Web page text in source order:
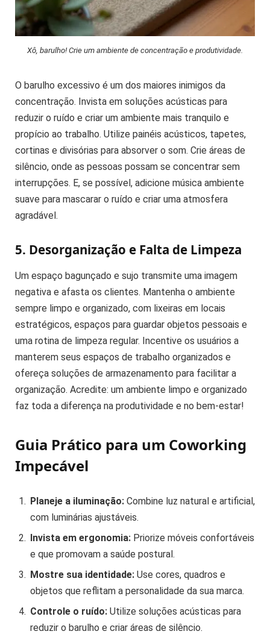
Xô, barulho! Crie um ambiente de concentração e produtividade.
O barulho excessivo é um dos maiores inimigos da
concentração. Invista em soluções acústicas para
reduzir o ruído e criar um ambiente mais tranquilo e
propício ao trabalho. Utilize painéis acústicos, tapetes,
cortinas e divisórias para absorver o som. Crie áreas de
silêncio, onde as pessoas possam se concentrar sem
interrupções. E, se possível, adicione música ambiente
suave para mascarar o ruído e criar uma atmosfera
agradável.
5. Desorganização e Falta de Limpeza
Um espaço bagunçado e sujo transmite uma imagem
negativa e afasta os clientes. Mantenha o ambiente
sempre limpo e organizado, com lixeiras em locais
estratégicos, espaços para guardar objetos pessoais e
uma rotina de limpeza regular. Incentive os usuários a
manterem seus espaços de trabalho organizados e
ofereça soluções de armazenamento para facilitar a
organização. Acredite: um ambiente limpo e organizado
faz toda a diferença na produtividade e no bem-estar!
Guia Prático para um Coworking
Impecável
Planeje a iluminação: Combine luz natural e artificial,
com luminárias ajustáveis.
Invista em ergonomia: Priorize móveis confortáveis
e que promovam a saúde postural.
Mostre sua identidade: Use cores, quadros e
objetos que reflitam a personalidade da sua marca.
Controle o ruído: Utilize soluções acústicas para
reduzir o barulho e criar áreas de silêncio.